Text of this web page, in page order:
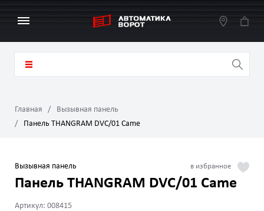
Главная
Вызывная панель
Панель THANGRAM DVC/01 Came
Вызывная панель
Панель THANGRAM DVC/01 Came
Артикул: 008415